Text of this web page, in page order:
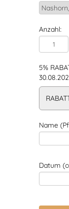
Anzahl:
5%
Name
Datum